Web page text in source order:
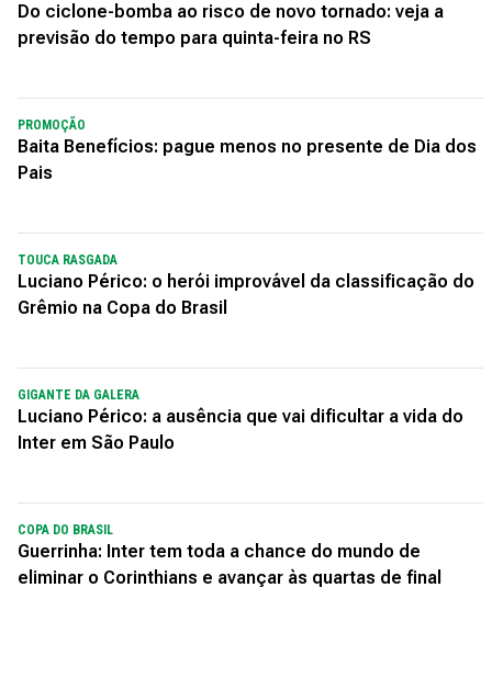
Do ciclone-bomba ao risco de novo tornado: veja a
previsão do tempo para quinta-feira no RS
PROMOÇÃO
Baita Benefícios: pague menos no presente de Dia dos
Pais
TOUCA RASGADA
Luciano Périco: o herói improvável da classificação do
Grêmio na Copa do Brasil
GIGANTE DA GALERA
Luciano Périco: a ausência que vai dificultar a vida do
Inter em São Paulo
COPA DO BRASIL
Guerrinha: Inter tem toda a chance do mundo de
eliminar o Corinthians e avançar às quartas de final